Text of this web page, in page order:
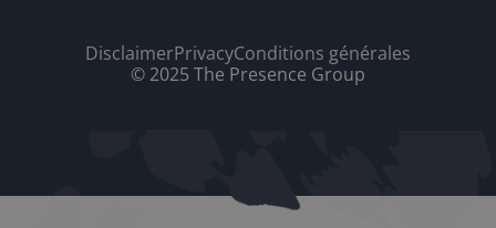
DisclaimerPrivacyConditions générales
© 2025 The Presence Group